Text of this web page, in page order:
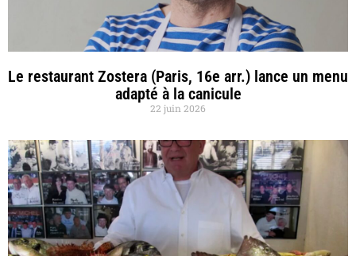
Le restaurant Zostera (Paris, 16e arr.) lance un menu
adapté à la canicule
22 juin 2026